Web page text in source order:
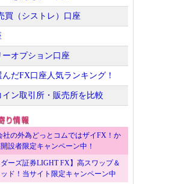
買（シストレ）口座
ーオプション口座
だFX口座人気ランキング！
イン取引所・販売所を比較
社の外為どっとコムではザイFX！か
設者限定キャンペーン中！
ダーズ証券LIGHT FX】高スワップ＆
ド！当サイト限定キャンペーン中